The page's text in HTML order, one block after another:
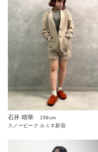
石井 晴華
159cm
スノーピーク ルミネ新宿